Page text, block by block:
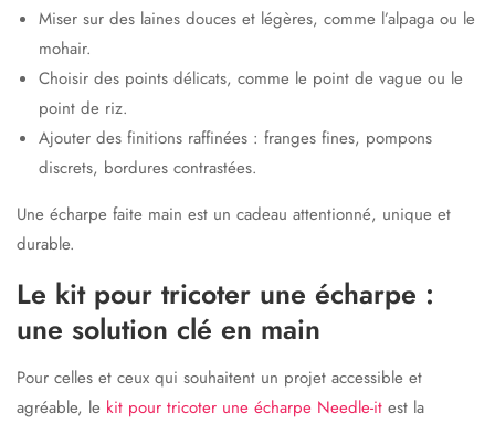
Miser sur des laines douces et légères, comme l’alpaga ou le
mohair.
Choisir des points délicats, comme le point de vague ou le
point de riz.
Ajouter des finitions raffinées : franges fines, pompons
discrets, bordures contrastées.
Une écharpe faite main est un cadeau attentionné, unique et
durable.
Le kit pour tricoter une écharpe :
une solution clé en main
Pour celles et ceux qui souhaitent un projet accessible et
agréable, le kit pour tricoter une écharpe Needle-it est la